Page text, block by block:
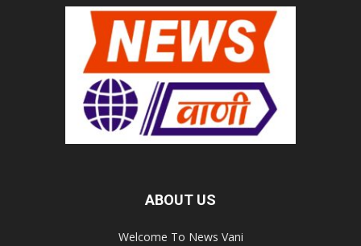
ABOUT US
Welcome To News Vani